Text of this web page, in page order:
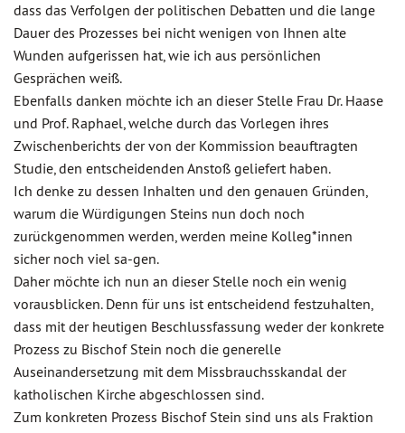
dass das Verfolgen der politischen Debatten und die lange
Dauer des Prozesses bei nicht wenigen von Ihnen alte
Wunden aufgerissen hat, wie ich aus persönlichen
Gesprächen weiß.
Ebenfalls danken möchte ich an dieser Stelle Frau Dr. Haase
und Prof. Raphael, welche durch das Vorlegen ihres
Zwischenberichts der von der Kommission beauftragten
Studie, den entscheidenden Anstoß geliefert haben.
Ich denke zu dessen Inhalten und den genauen Gründen,
warum die Würdigungen Steins nun doch noch
zurückgenommen werden, werden meine Kolleg*innen
sicher noch viel sa-gen.
Daher möchte ich nun an dieser Stelle noch ein wenig
vorausblicken. Denn für uns ist entscheidend festzuhalten,
dass mit der heutigen Beschlussfassung weder der konkrete
Prozess zu Bischof Stein noch die generelle
Auseinandersetzung mit dem Missbrauchsskandal der
katholischen Kirche abgeschlossen sind.
Zum konkreten Prozess Bischof Stein sind uns als Fraktion